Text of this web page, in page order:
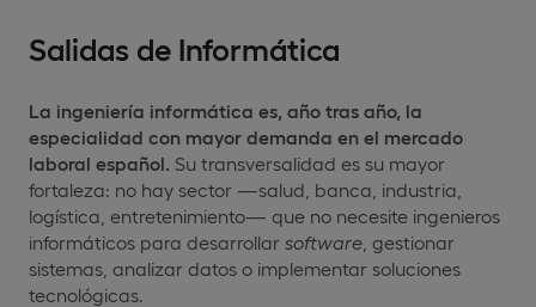
Salidas de Informática
La ingeniería informática es, año tras año, la
especialidad con mayor demanda en el mercado
laboral español. Su transversalidad es su mayor
fortaleza: no hay sector —salud, banca, industria,
logística, entretenimiento— que no necesite ingenieros
informáticos para desarrollar software , gestionar
sistemas, analizar datos o implementar soluciones
tecnológicas.